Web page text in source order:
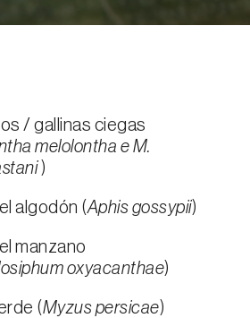
/ gallinas ciegas
melolontha e M.
)
algodón (Aphis gossypii)
manzano
oxyacanthae)
(Myzus persicae)